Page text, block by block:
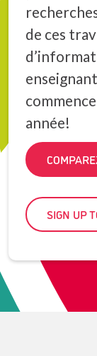
de ces
année!
SIGN UP